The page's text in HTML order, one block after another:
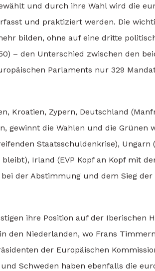
und durch ihre Wahl wird die
und praktiziert werden. Die
bilden, ohne auf eine dritte
– den Unterschied zwischen den
Parlaments nur 329
Kroatien, Zypern, Deutschland
gewinnt die Wahlen und die
Staatsschuldenkrise), Ungarn
Irland (EVP Kopf an Kopf mit
der Abstimmung und dem Sieg
ihre Position auf der Iberischen
den Niederlanden, wo Frans
der Europäischen
Schweden haben ebenfalls die